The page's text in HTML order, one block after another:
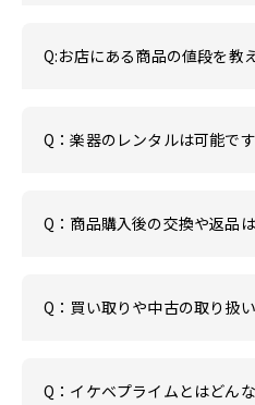
Q:お店にある商品の値段を教
Q：楽器のレンタルは可能で
Q：商品購入後の交換や返品
Q：買い取りや中古の取り扱
Q：イケベプライムとはどん